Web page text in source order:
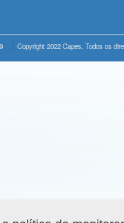
Copyright 2022 Capes. Todos os